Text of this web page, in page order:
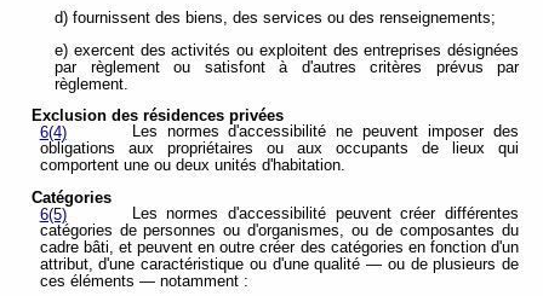
d) fournissent des biens, des services ou des renseignements;
e) exercent des activités ou exploitent des entreprises désignées
par règlement ou satisfont à d'autres critères prévus par
règlement.
Exclusion des résidences privées
6(4)
Les normes d'accessibilité ne peuvent imposer des
obligations aux propriétaires ou aux occupants de lieux qui
comportent une ou deux unités d'habitation.
Catégories
6(5)
Les normes d'accessibilité peuvent créer différentes
catégories de personnes ou d'organismes, ou de composantes du
cadre bâti, et peuvent en outre créer des catégories en fonction d'un
attribut, d'une caractéristique ou d'une qualité — ou de plusieurs de
ces éléments — notamment :